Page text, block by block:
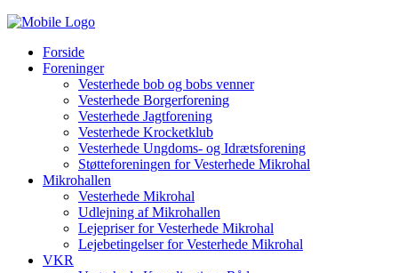
Forside
Foreninger
Vesterhede bob og bobs venner
Vesterhede Borgerforening
Vesterhede Jagtforening
Vesterhede Krocketklub
Vesterhede Ungdoms- og Idrætsforening
Støtteforeningen for Vesterhede Mikrohal
Mikrohallen
Vesterhede Mikrohal
Udlejning af Mikrohallen
Lejepriser for Vesterhede Mikrohal
Lejebetingelser for Vesterhede Mikrohal
VKR